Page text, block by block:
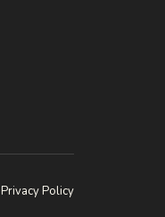
Privacy Policy